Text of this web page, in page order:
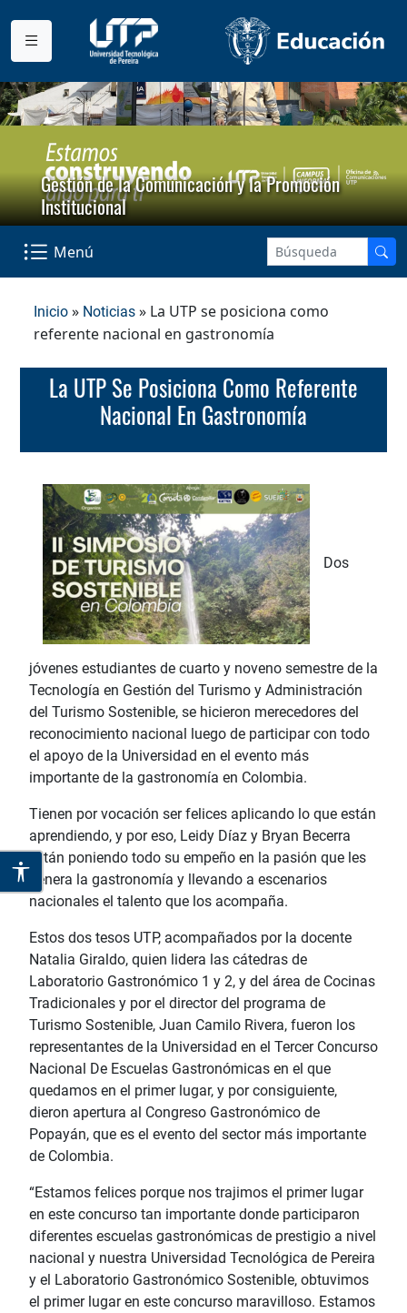
Gestión de la Comunicación y la Promoción
Institucional
Menú
Inicio » Noticias » La UTP se posiciona como
referente nacional en gastronomía
La UTP Se Posiciona Como Referente
Nacional En Gastronomía
Dos
jóvenes estudiantes de cuarto y noveno semestre de la
Tecnología en Gestión del Turismo y Administración
del Turismo Sostenible, se hicieron merecedores del
reconocimiento nacional luego de participar con todo
el apoyo de la Universidad en el evento más
importante de la gastronomía en Colombia.
Tienen por vocación ser felices aplicando lo que están
aprendiendo, y por eso, Leidy Díaz y Bryan Becerra
están poniendo todo su empeño en la pasión que les
genera la gastronomía y llevando a escenarios
nacionales el talento que los acompaña.
Estos dos tesos UTP, acompañados por la docente
Natalia Giraldo, quien lidera las cátedras de
Laboratorio Gastronómico 1 y 2, y del área de Cocinas
Tradicionales y por el director del programa de
Turismo Sostenible, Juan Camilo Rivera, fueron los
representantes de la Universidad en el Tercer Concurso
Nacional De Escuelas Gastronómicas en el que
quedamos en el primer lugar, y por consiguiente,
dieron apertura al Congreso Gastronómico de
Popayán, que es el evento del sector más importante
de Colombia.
“Estamos felices porque nos trajimos el primer lugar
en este concurso tan importante donde participaron
diferentes escuelas gastronómicas de prestigio a nivel
nacional y nuestra Universidad Tecnológica de Pereira
y el Laboratorio Gastronómico Sostenible, obtuvimos
el primer lugar en este concurso maravilloso. Estamos